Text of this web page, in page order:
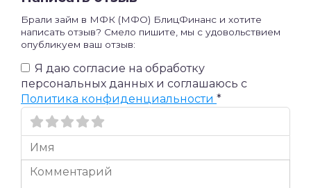
Брали займ в МФК (МФО) БлицФинанс и хотите
написать отзыв? Смело пишите, мы с удовольствием
опубликуем ваш отзыв:
Я даю согласие на обработку
персональных данных и соглашаюсь c
Политика конфиденциальности *